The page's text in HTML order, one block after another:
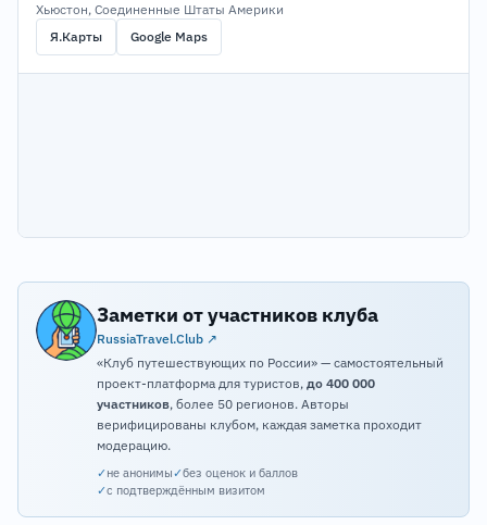
Хьюстон, Соединенные Штаты Америки
Я.Карты
Google Maps
Заметки от участников клуба
RussiaTravel.Club ↗
«Клуб путешествующих по России» — самостоятельный
проект-платформа для туристов, до 400 000
участников, более 50 регионов. Авторы
верифицированы клубом, каждая заметка проходит
модерацию.
✓не анонимы✓без оценок и баллов
✓с подтверждённым визитом